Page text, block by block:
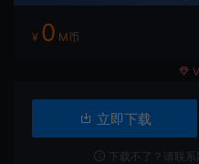
¥ 0 M币
立即下载
下载不了？请联